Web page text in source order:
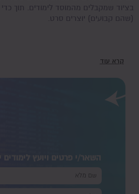
בציוד שמקבלים מהמוסד לימודים. תוך כדי
(שהם קבועים) יוצרים סרט.
קרא עוד
השאר/י פרטים ויועץ לימודים